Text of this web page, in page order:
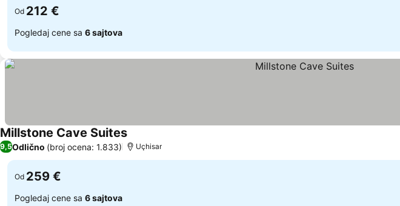
Od 212 €
Pogledaj cene sa 6 sajtova
Millstone Cave Suites
9,5Odlično (broj ocena: 1.833) Uçhisar
Od 259 €
Pogledaj cene sa 6 sajtova